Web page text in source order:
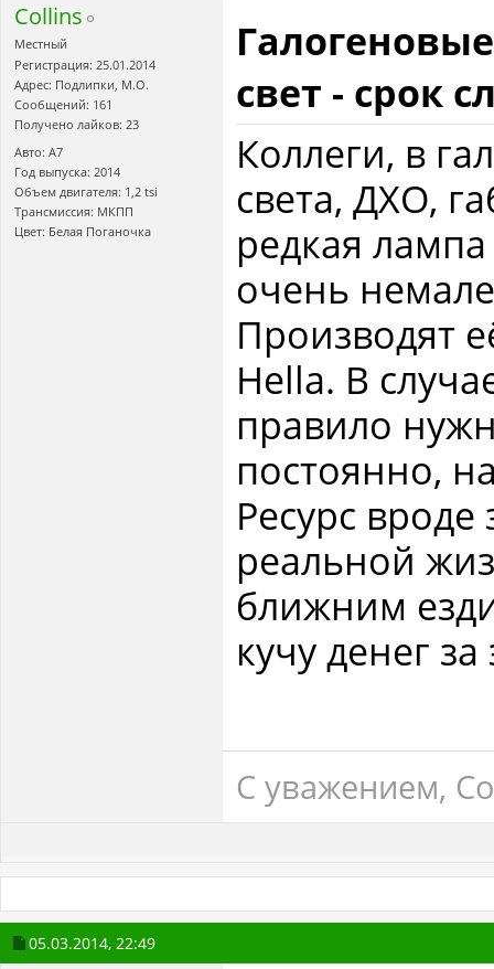
Collins
Местный
Регистрация: 25.01.2014
Адрес: Подлипки, М.О.
Сообщений: 161
Получено лайков: 23
Авто: A7
Год выпуска: 2014
Объем двигателя: 1,2 tsi
Трансмиссия: МКПП
Цвет: Белая Поганочка
свет - срок
Коллеги, в
света, ДХО,
редкая
очень
Производят
Hella. В
правило
постоянно,
Ресурс
реальной
ближним
кучу денег
С уважением,
05.03.2014, 22:49